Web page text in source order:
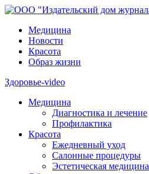
Медицина
Новости
Красота
Образ жизни
Здоровье-video
Медицина
Диагностика и лечение
Профилактика
Красота
Ежедневный уход
Салонные процедуры
Эстетическая медицина